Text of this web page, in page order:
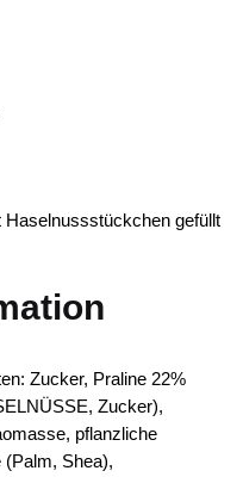
gefüllt
Zucker, Praline 22%
Zucker),
pflanzliche
(Palm, Shea),